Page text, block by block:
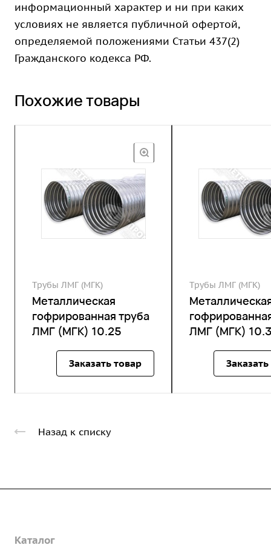
информационный характер и ни при каких
условиях не является публичной офертой,
определяемой положениями Статьи 437(2)
Гражданского кодекса РФ.
Похожие товары
Трубы ЛМГ (МГК)
Металлическая
гофрированная труба
ЛМГ (МГК) 10.25
Заказать товар
Трубы ЛМГ (МГК)
ЛМГ (МГК)
Назад к списку
О предприятии
Каталог